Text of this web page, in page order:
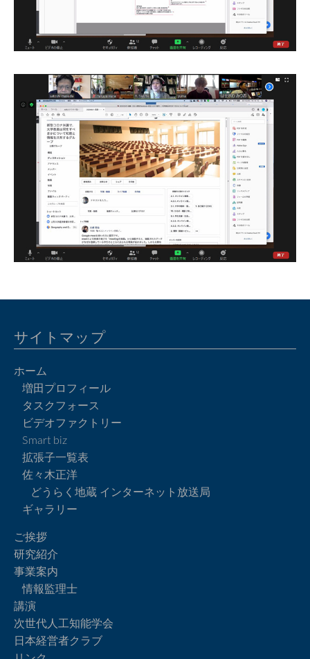
サイトマップ
ホーム
増田プロフィール
タスクフォース
ビデオファクトリー
Smart biz
拡張子一覧表
佐々木正洋
どうらく地蔵 インターネット放送局
ギャラリー
ご挨拶
研究紹介
事業案内
情報監理士
講演
次世代人工知能学会
日本経営者クラブ